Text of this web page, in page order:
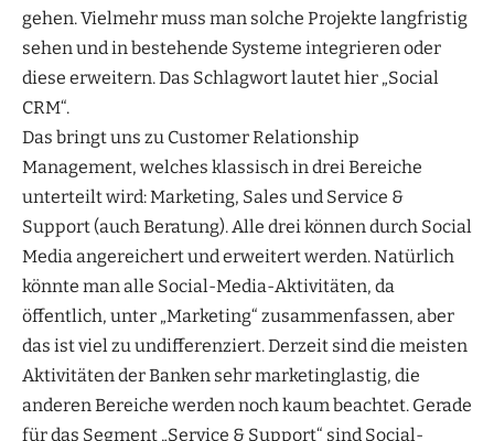
gehen. Vielmehr muss man solche Projekte langfristig
sehen und in bestehende Systeme integrieren oder
diese erweitern. Das Schlagwort lautet hier „Social
CRM“.
Das bringt uns zu Customer Relationship
Management, welches klassisch in drei Bereiche
unterteilt wird: Marketing, Sales und Service &
Support (auch Beratung). Alle drei können durch Social
Media angereichert und erweitert werden. Natürlich
könnte man alle Social-Media-Aktivitäten, da
öffentlich, unter „Marketing“ zusammenfassen, aber
das ist viel zu undifferenziert. Derzeit sind die meisten
Aktivitäten der Banken sehr marketinglastig, die
anderen Bereiche werden noch kaum beachtet. Gerade
für das Segment „Service & Support“ sind Social-